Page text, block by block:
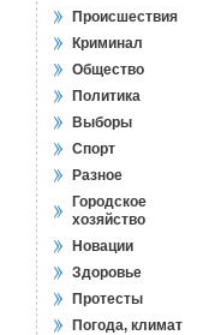
Происшествия
Криминал
Общество
Политика
Выборы
Спорт
Разное
Городское
хозяйство
Новации
Здоровье
Протесты
Погода, климат